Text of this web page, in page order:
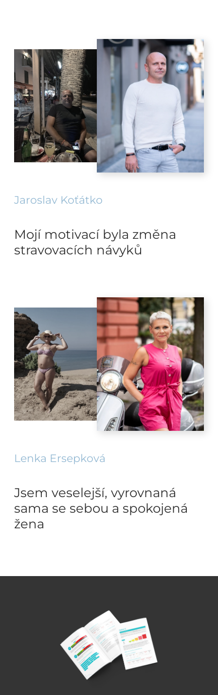
Jaroslav Koťátko
Mojí motivací byla změna
stravovacích návyků
Lenka Ersepková
Jsem veselejší, vyrovnaná
sama se sebou a spokojená
žena